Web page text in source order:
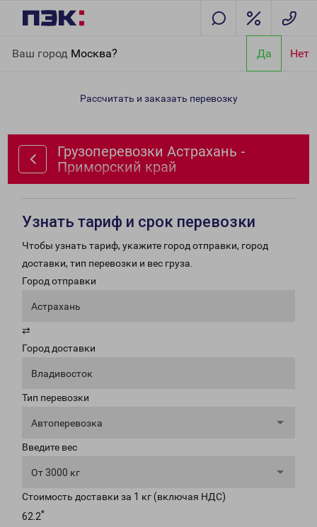
Ваш город Москва? Да Нет
Приморский край
Рассчитать и заказать перевозку
Грузоперевозки Астрахань -
Приморский край
Узнать тариф и срок перевозки
Чтобы узнать тариф, укажите город отправки, город
доставки, тип перевозки и вес груза.
Город отправки
Астрахань
⇄
Город доставки
Владивосток
Тип перевозки
Автоперевозка
Введите вес
От 3000 кг
Стоимость доставки за 1 кг (включая НДС)
62.2*